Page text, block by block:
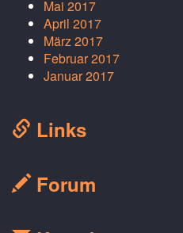
Mai 2017
April 2017
März 2017
Februar 2017
Januar 2017
Links
Forum